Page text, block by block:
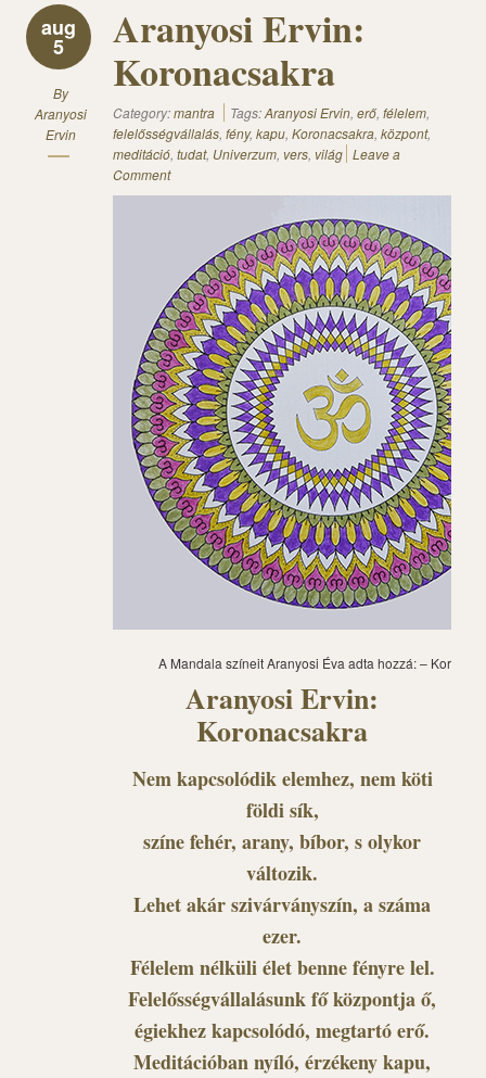
aug
5
By
Aranyosi
Ervin
Aranyosi Ervin:
Koronacsakra
Category:mantra Tags:Aranyosi Ervin, erő, félelem,
felelősségvállalás, fény, kapu, Koronacsakra, központ,
meditáció, tudat, Univerzum, vers, világ Leave a
Comment
A Mandala színeit Aranyosi Éva adta hozzá: –
Aranyosi Ervin:
Koronacsakra
Nem kapcsolódik elemhez, nem köti
földi sík,
színe fehér, arany, bíbor, s olykor
változik.
Lehet akár szivárványszín, a száma
ezer.
Félelem nélküli élet benne fényre lel.
Felelősségvállalásunk fő központja ő,
égiekhez kapcsolódó, megtartó erő.
Meditációban nyíló, érzékeny kapu,